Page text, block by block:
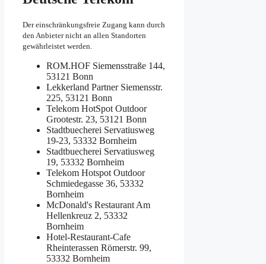
Der einschränkungsfreie Zugang kann durch
den Anbieter nicht an allen Standorten
gewährleistet werden.
ROM.HOF Siemensstraße 144,
53121 Bonn
Lekkerland PartnerSiemensstr.
225, 53121 Bonn
Telekom HotSpot Outdoor
Grootestr. 23, 53121 Bonn
Stadtbuecherei Servatiusweg
19-23, 53332 Bornheim
Stadtbuecherei Servatiusweg
19, 53332 Bornheim
Telekom Hotspot Outdoor
Schmiedegasse 36, 53332
Bornheim
McDonald's Restaurant Am
Hellenkreuz 2, 53332
Bornheim
Hotel-Restaurant-Cafe
Rheinterassen Römerstr. 99,
53332 Bornheim